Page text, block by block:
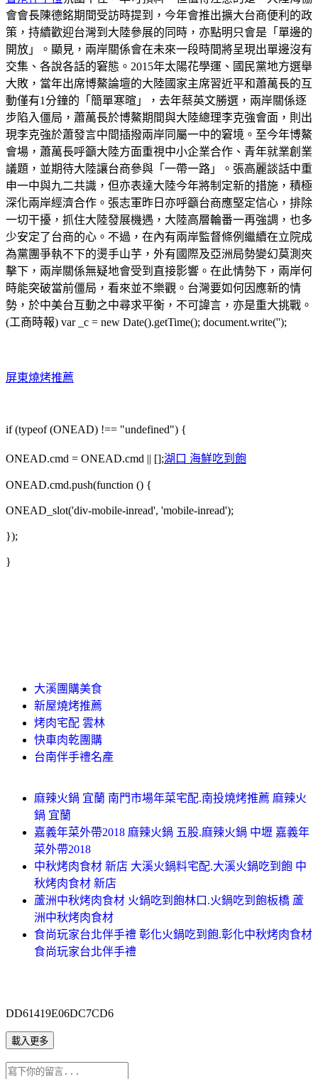
會會長陳德銘期間受訪時提到，今年會推出擴大台商便利的政
策，持續歡迎台灣到大陸參展的同時，亦點明只會是「單邊的
開放」。顯見，兩岸關係會在未來一段時間將呈現出單邊沒有
交集、各說各話的窘態。2015年太陽花學運、國民黨地方選舉
大敗，當年出席博鰲論壇的大陸國家主席習近平和蕭萬長的互
動僅有1分鐘的「簡單寒暄」，去年蔡英文勝選，兩岸關係逐
步陷入僵局，蕭萬長於博鰲期間與大陸總理李克強會面，則出
現李克強於蕭發言中間插撥兩岸同屬一中的窘境。至今年博鰲
會場，蕭萬長呼籲大陸方面重視中小企業合作、青年就業創業
議題，並期待大陸讓台商參與「一帶一路」。張高麗談話中重
申一中與九二共識，但亦表達大陸今年將制定新的措施，積極
深化兩岸經濟合作。張志軍昨日亦呼籲台商應堅定信心，排除
一切干擾，抓住大陸發展機遇，大陸高層輪番一再強調，也多
少安定了台商的心。不過，在內有兩岸監督條例繼續在立院成
為黨團爭執不下的燙手山芋，外有國際及亞洲局勢變幻莫測夾
擊下，兩岸關係無疑地會受到直接影響。在此情勢下，兩岸何
時能突破當前僵局，看來並不樂觀。台灣要如何因應新的情
勢，於中美台互動之中尋求平衡，不可諱言，亦是重大挑戰。
(工商時報) var _c = new Date().getTime(); document.write('');
屏東燒烤推薦
if (typeof (ONEAD) !== "undefined") {
ONEAD.cmd = ONEAD.cmd || [];湖口 海鮮吃到飽
ONEAD.cmd.push(function () {
ONEAD_slot('div-mobile-inread', 'mobile-inread');
});
}
大溪團購美食
新屋燒烤推薦
烤肉宅配 雲林
快車肉乾團購
台南伴手禮名產
麻辣火鍋 宜蘭 南門市場年菜宅配.南投燒烤推薦 麻辣火
鍋 宜蘭
嘉義年菜外帶2018 麻辣火鍋 五股.麻辣火鍋 中壢 嘉義年
菜外帶2018
中秋烤肉食材 新店 大溪火鍋料宅配.大溪火鍋吃到飽 中
秋烤肉食材 新店
蘆洲中秋烤肉食材 火鍋吃到飽林口.火鍋吃到飽板橋 蘆
洲中秋烤肉食材
食尚玩家台北伴手禮 彰化火鍋吃到飽.彰化中秋烤肉食材
食尚玩家台北伴手禮
DD61419E06DC7CD6
載入更多